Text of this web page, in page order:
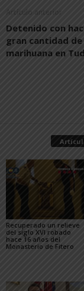
Artículo anterior
Detenido con
gran cantidad de
marihuana en
Recuperado un relieve
del siglo XVI robado
hace 16 años del
Monasterio de Fitero